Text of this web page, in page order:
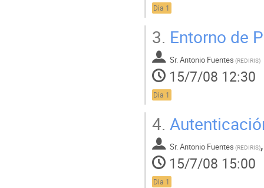
Dia 1
3. Entorno de
Sr.Antonio Fuentes (REDIRIS)
15/7/08 12:30
Dia 1
4.
Sr.Antonio Fuentes (REDIRIS)
15/7/08 15:00
Dia 1